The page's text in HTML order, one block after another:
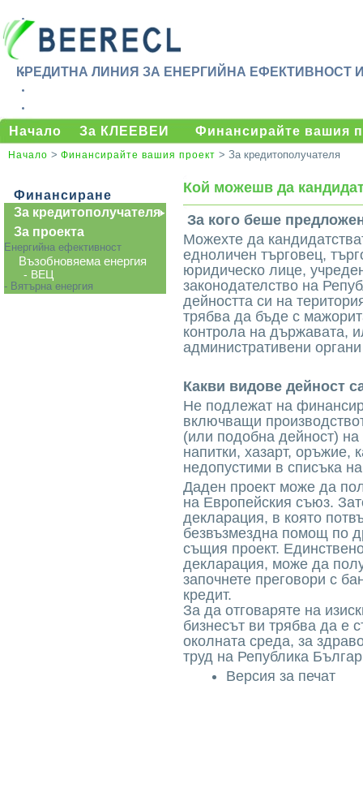
КРЕДИТНА ЛИНИЯ ЗА ЕНЕРГИЙНА
Начало За КЛЕЕВЕИ Финансирайте вашия
Начало > Финансирайте вашия проект > За кредитополучателя
Финансиране
За кредитополучателя
За проекта
Енергийна ефективност
Възобновяема енергия
- ВЕЦ
- Вятърна енергия
Кой можешв да
За кого беше
Можехте да
едноличен търговец,
юридическо лице,
законодателство на
дейността си на
трябва да бъде с
контрола на държавата,
административени
Какви видове дейност
Не подлежат на
включващи
(или подобна дейност)
напитки, хазарт, оръжие,
недопустими в списъка
Даден проект може да
на Европейския съюз.
декларация, в която
безвъзмездна помощ по
същия проект.
декларация, може да
започнете преговори с
кредит.
За да отговаряте на
бизнесът ви трябва да е
околната среда, за
труд на Република
Версия за печат